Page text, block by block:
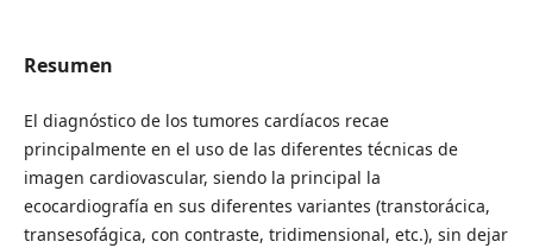
Resumen
El diagnóstico de los tumores cardíacos recae
principalmente en el uso de las diferentes técnicas de
imagen cardiovascular, siendo la principal la
ecocardiografía en sus diferentes variantes (transtorácica,
transesofágica, con contraste, tridimensional, etc.), sin dejar